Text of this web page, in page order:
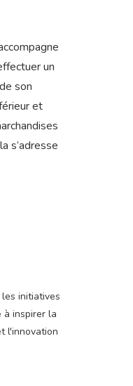
un
son
et
s’adresse
initiatives
à inspirer la
l'innovation